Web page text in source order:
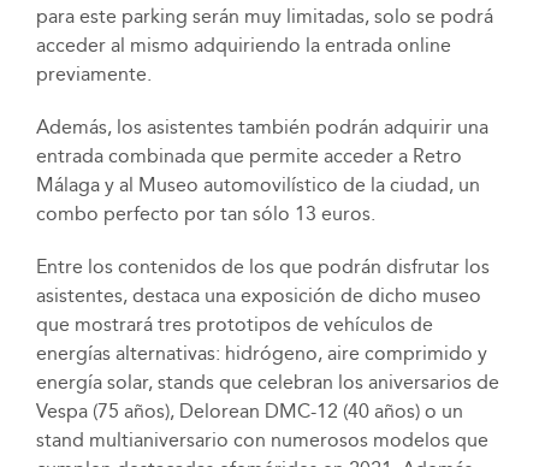
para este parking serán muy limitadas, solo se podrá
acceder al mismo adquiriendo la entrada online
previamente.
Además, los asistentes también podrán adquirir una
entrada combinada que permite acceder a Retro
Málaga y al Museo automovilístico de la ciudad, un
combo perfecto por tan sólo 13 euros.
Entre los contenidos de los que podrán disfrutar los
asistentes, destaca una exposición de dicho museo
que mostrará tres prototipos de vehículos de
energías alternativas: hidrógeno, aire comprimido y
energía solar, stands que celebran los aniversarios de
Vespa (75 años), Delorean DMC-12 (40 años) o un
stand multianiversario con numerosos modelos que